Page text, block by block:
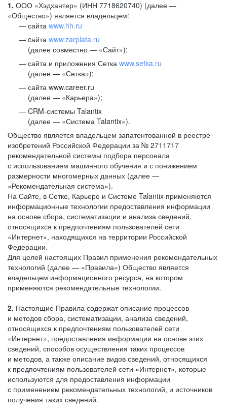
1. ООО «Хэдхантер» (ИНН 7718620740) (далее —
«Общество») является владельцем:
сайта www.hh.ru
cайта www.zarplata.ru
(далее совместно — «Сайт»);
сайта и приложения Сетка www.setka.ru
(далее — «Сетка»);
сайта www.career.ru
(далее — «Карьера»);
CRM-системы Talantix
(далее — «Система Talantix»).
Общество является владельцем запатентованной в реестре
изобретений Российской Федерации за № 2711717
рекомендательной системы подбора персонала
с использованием машинного обучения и с понижением
размерности многомерных данных (далее —
«Рекомендательная система»).
На Сайте, в Сетке, Карьере и Системе Talantix применяются
информационные технологии предоставления информации
на основе сбора, систематизации и анализа сведений,
относящихся к предпочтениям пользователей сети
«Интернет», находящихся на территории Российской
Федерации.
Для целей настоящих Правил применения рекомендательных
технологий (далее — «Правила») Общество является
владельцем информационного ресурса, на котором
применяются рекомендательные технологии.
2. Настоящие Правила содержат описание процессов
и методов сбора, систематизации, анализа сведений,
относящихся к предпочтениям пользователей сети
«Интернет», предоставления информации на основе этих
сведений, способов осуществления таких процессов
и методов, а также описание видов сведений, относящихся
к предпочтениям пользователей сети «Интернет», которые
используются для предоставления информации
с применением рекомендательных технологий, и источников
получения таких сведений.